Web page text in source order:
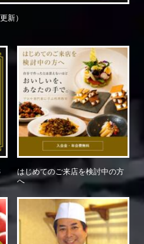
新）
はじめてのご来店を検討中の方
へ